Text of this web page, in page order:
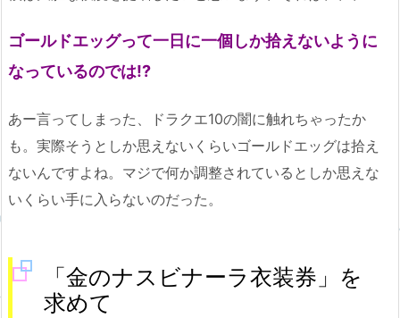
ゴールドエッグって一日に一個しか拾えないように
なっているのでは!?
あー言ってしまった、ドラクエ10の闇に触れちゃったか
も。実際そうとしか思えないくらいゴールドエッグは拾え
ないんですよね。マジで何か調整されているとしか思えな
いくらい手に入らないのだった。
「金のナスビナーラ衣装券」を
求めて